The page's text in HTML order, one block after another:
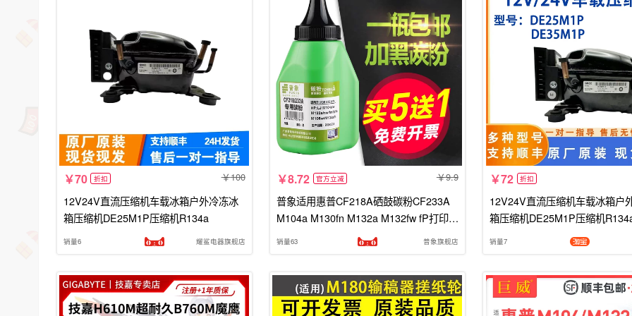
70 折扣 100
12V24V直流压缩机车载冰箱户外冷冻冰
箱压缩机DE25M1P压缩机R134a
销量6 耀鲨电器旗舰店
8.72 官方立减 9.9
普象适用惠普CF218A硒鼓碳粉CF233A
M104a M130fn M132a M132fw fP打印机
销量63 普象旗舰店
72 折扣
12V24V直流压缩机车载冰箱户
箱压缩机DE25M1P压缩机
销量7